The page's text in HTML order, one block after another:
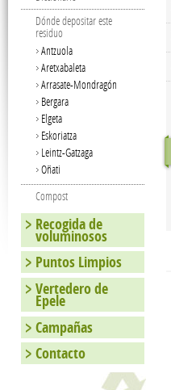
Dónde depositar este
residuo
Antzuola
Aretxabaleta
Arrasate-Mondragón
Bergara
Elgeta
Eskoriatza
Leintz-Gatzaga
Oñati
Compost
Recogida de
voluminosos
Puntos Limpios
Vertedero de
Epele
Campañas
Contacto